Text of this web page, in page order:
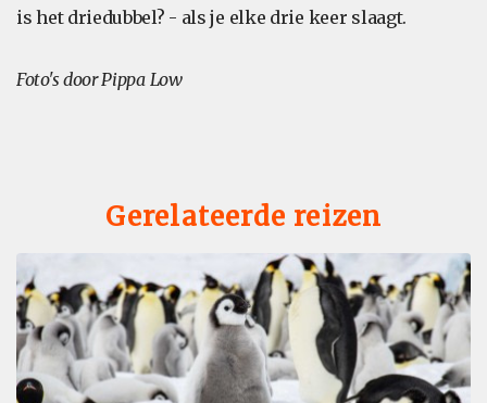
is het driedubbel? - als je elke drie keer slaagt.
Foto's door Pippa Low
Gerelateerde reizen